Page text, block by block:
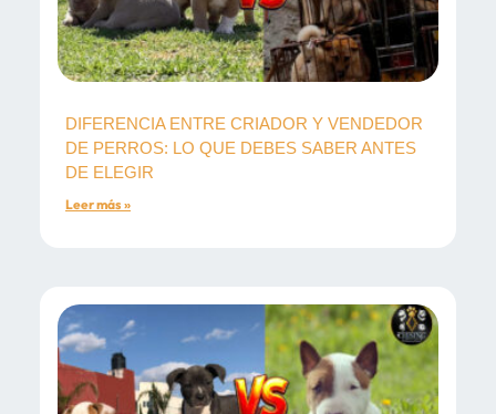
DIFERENCIA ENTRE CRIADOR Y VENDEDOR
DE PERROS: LO QUE DEBES SABER ANTES
DE ELEGIR
Leer más »